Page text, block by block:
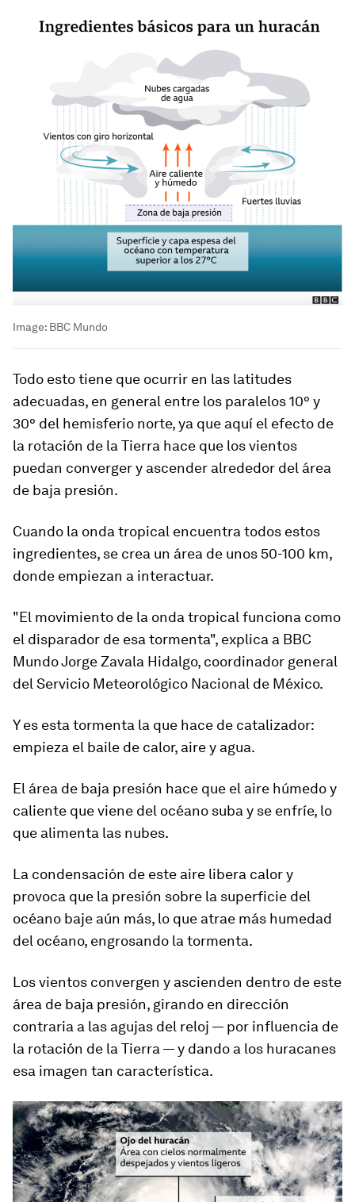
Image: BBC Mundo
Todo esto tiene que ocurrir en las latitudes
adecuadas, en general entre los paralelos 10° y
30° del hemisferio norte, ya que aquí el efecto de
la rotación de la Tierra hace que los vientos
puedan converger y ascender alrededor del área
de baja presión.
Cuando la onda tropical encuentra todos estos
ingredientes, se crea un área de unos 50-100 km,
donde empiezan a interactuar.
"El movimiento de la onda tropical funciona como
el disparador de esa tormenta", explica a BBC
Mundo Jorge Zavala Hidalgo, coordinador general
del Servicio Meteorológico Nacional de México.
Y es esta tormenta la que hace de catalizador:
empieza el baile de calor, aire y agua.
El área de baja presión hace que el aire húmedo y
caliente que viene del océano suba y se enfríe, lo
que alimenta las nubes.
La condensación de este aire libera calor y
provoca que la presión sobre la superficie del
océano baje aún más, lo que atrae más humedad
del océano, engrosando la tormenta.
Los vientos convergen y ascienden dentro de este
área de baja presión, girando en dirección
contraria a las agujas del reloj — por influencia de
la rotación de la Tierra — y dando a los huracanes
esa imagen tan característica.